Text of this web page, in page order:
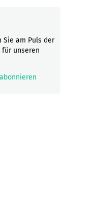
Sie am Puls der
unseren